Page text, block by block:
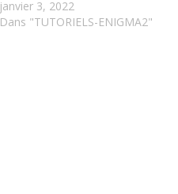
janvier 3, 2022
Dans "TUTORIELS-ENIGMA2"